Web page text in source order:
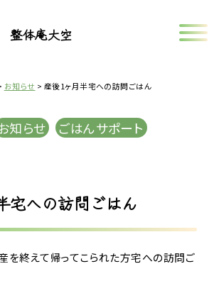
整体庵大空
お知らせ > 産後1ヶ月半宅への訪問ごはん
知らせ
ごはんサポート
宅への訪問ごはん
を終えて帰ってこられた方宅への訪問ご